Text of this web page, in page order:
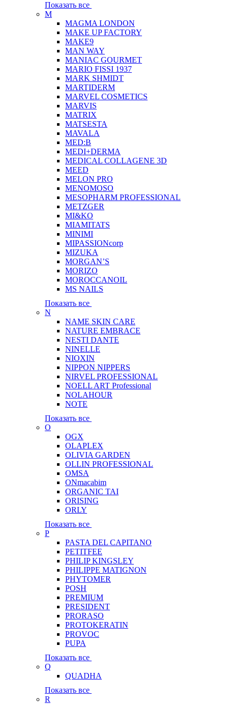
Показать все
M
MAGMA LONDON
MAKE UP FACTORY
MAKE9
MAN WAY
MANIAC GOURMET
MARIO FISSI 1937
MARK SHMIDT
MARTIDERM
MARVEL COSMETICS
MARVIS
MATRIX
MATSESTA
MAVALA
MED:B
MEDI+DERMA
MEDICAL COLLAGENE 3D
MEED
MELON PRO
MENOMOSO
MESOPHARM PROFESSIONAL
METZGER
MI&KO
MIAMITATS
MINIMI
MIPASSIONcorp
MIZUKA
MORGAN’S
MORIZO
MOROCCANOIL
MS NAILS
Показать все
N
NAME SKIN CARE
NATURE EMBRACE
NESTI DANTE
NINELLE
NIOXIN
NIPPON NIPPERS
NIRVEL PROFESSIONAL
NOELL ART Professional
NOLAHOUR
NOTE
Показать все
O
OGX
OLAPLEX
OLIVIA GARDEN
OLLIN PROFESSIONAL
OMSA
ONmacabim
ORGANIC TAI
ORISING
ORLY
Показать все
P
PASTA DEL CAPITANO
PETITFEE
PHILIP KINGSLEY
PHILIPPE MATIGNON
PHYTOMER
POSH
PREMIUM
PRESIDENT
PRORASO
PROTOKERATIN
PROVOC
PUPA
Показать все
Q
QUADHA
Показать все
R